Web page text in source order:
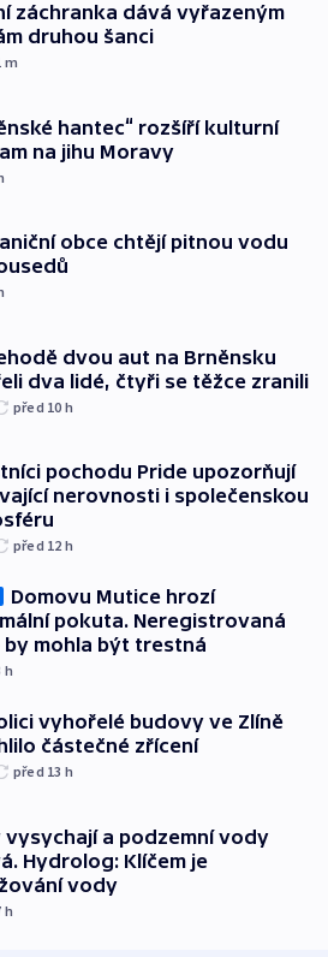
záchranka dává vyřazeným
druhou šanci
m
hantec“ rozšíří kulturní
na jihu Moravy
obce chtějí pitnou vodu
dvou aut na Brněnsku
dva lidé, čtyři se těžce zranili
před 10 h
pochodu Pride upozorňují
nerovnosti i společenskou
před 12 h
Domovu Mutice hrozí
pokuta. Neregistrovaná
by mohla být trestná
h
vyhořelé budovy ve Zlíně
částečné zřícení
před 13 h
vysychají a podzemní vody
Hydrolog: Klíčem je
vody
h